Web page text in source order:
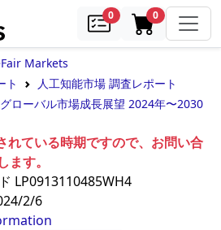
0samples0in cart
Markets
ト
人工知能市場 調査レポート
ローバル市場成長展望 2024年〜2030
ている時期ですので、お問い合
す。
LP0913110485WH4
2/6